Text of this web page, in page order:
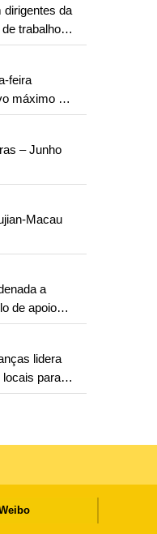
dirigentes da
trabalho
feira
máximo em
– Junho
Macau
a
de apoio
de 2022,
os
lidera
para
os trabalhos